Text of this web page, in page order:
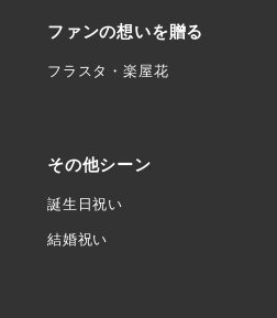
ファンの想いを贈る
フラスタ・楽屋花
その他シーン
誕生日祝い
結婚祝い